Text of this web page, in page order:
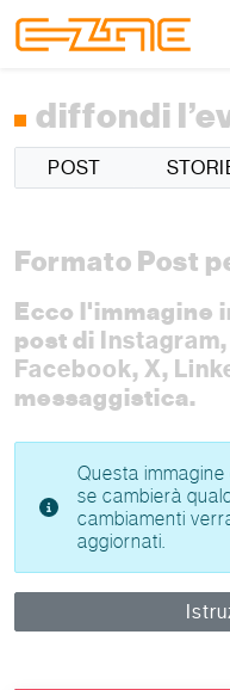
diffondi
POST
Formato Post
Ecco l'immagine
post di Instagram
Facebook, X,
messaggistica.
Questa
se cambierà
cambiamenti
aggiornati.